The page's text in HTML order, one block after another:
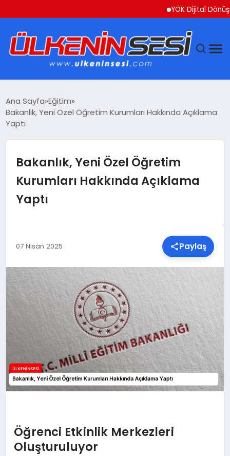
YÖK Dijital Dönüşüm
EKONOMI
SAĞLIK
TEKNOLOJI
YAŞAM
MALATYA HABERLERI
Ana Sayfa Eğitim
Bakanlık, Yeni Özel Öğretim Kurumları Hakkında Açıklama
Yaptı
Bakanlık, Yeni Özel Öğretim
Kurumları Hakkında Açıklama
Yaptı
07 Nisan 2025 Paylaş
Öğrenci Etkinlik Merkezleri
Oluşturuluyor